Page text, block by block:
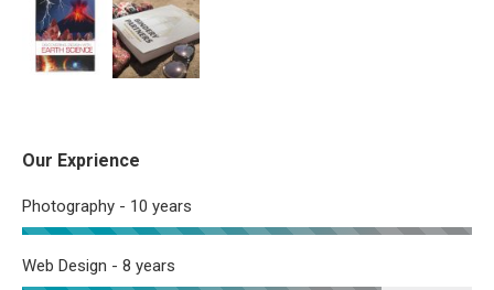
Our Exprience
Photography - 10 years
Web Design - 8 years